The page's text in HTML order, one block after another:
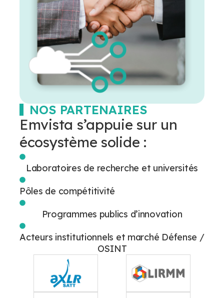
NOS PARTENAIRES
Emvista s’appuie sur un
écosystème solide :
Laboratoires de recherche et universités
Pôles de compétitivité
Programmes publics d’innovation
Acteurs institutionnels et marché Défense /
OSINT